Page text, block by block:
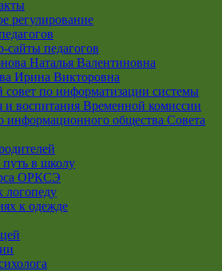
регулирование
сайты педагогов
Наталья Валентиновна
Ирина Викторовна
совет по информатизации системы
и воспитания Временной комиссии
информационного общества Совета
в школу
ОРКСЭ
логопеду
к одежде